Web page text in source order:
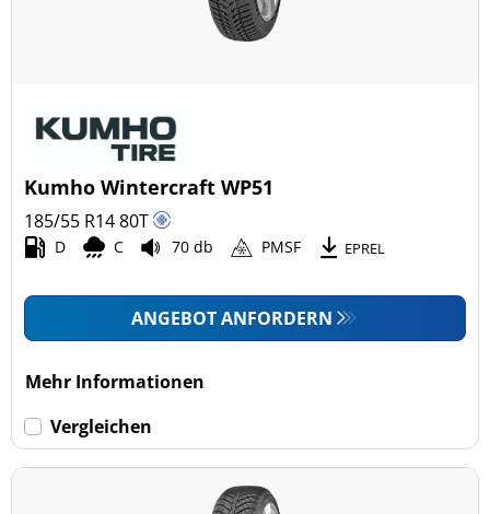
Kumho Wintercraft WP51
185/55 R1480T
D C 70 db PMSF EPREL
ANGEBOT ANFORDERN
Mehr Informationen
Vergleichen